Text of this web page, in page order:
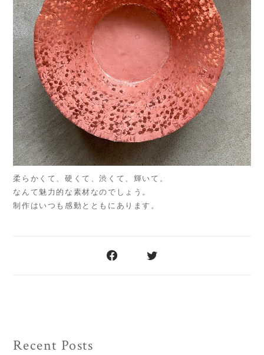
柔らかくて、硬くて、渋くて、輝いて。
なんて魅力的な素材なのでしょう。
制作はいつも感動とともにあります。
Recent Posts